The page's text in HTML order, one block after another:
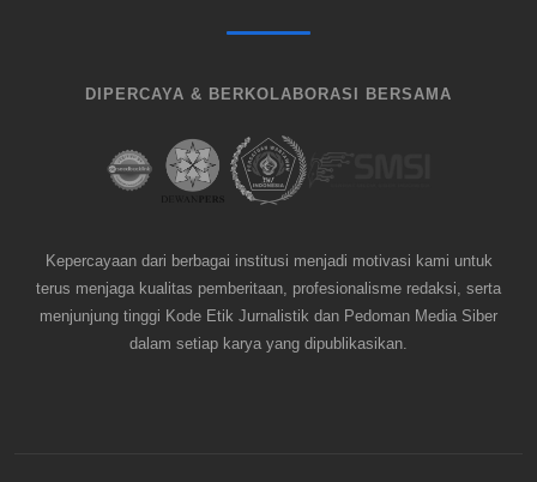
DIPERCAYA & BERKOLABORASI BERSAMA
Kepercayaan dari berbagai institusi menjadi motivasi kami untuk
terus menjaga kualitas pemberitaan, profesionalisme redaksi, serta
menjunjung tinggi Kode Etik Jurnalistik dan Pedoman Media Siber
dalam setiap karya yang dipublikasikan.